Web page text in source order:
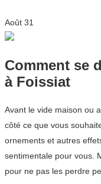
Août 31
Comment se
à Foissiat
Avant le vide maison ou
côté ce que vous
ornements et autres
sentimentale pour vous.
pour ne pas les perdre